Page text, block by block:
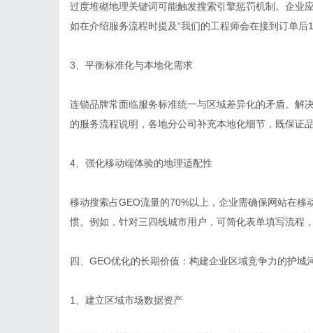
过度堆砌地理关键词可能触发搜索引擎惩罚机制。企业
如在介绍服务流程时提及“我们的工程师会在接到订单后
3、平衡标准化与本地化需求
连锁品牌常面临服务标准统一与区域差异化的矛盾。解
的服务流程说明，各地分公司补充本地化细节，既保证
4、强化移动端体验的地理适配性
移动搜索占GEO流量的70%以上，企业需确保网站在
惯。例如，针对三四线城市用户，可简化表单填写流程
四、GEO优化的长期价值：构建企业区域竞争力的护城
1、建立区域市场数据资产